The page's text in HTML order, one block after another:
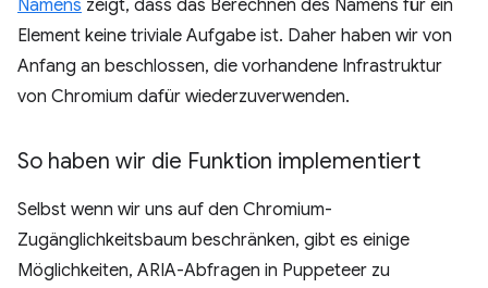
Namens zeigt, dass das Berechnen des Namens für ein
Element keine triviale Aufgabe ist. Daher haben wir von
Anfang an beschlossen, die vorhandene Infrastruktur
von Chromium dafür wiederzuverwenden.
So haben wir die Funktion implementiert
Selbst wenn wir uns auf den Chromium-
Zugänglichkeitsbaum beschränken, gibt es einige
Möglichkeiten, ARIA-Abfragen in Puppeteer zu